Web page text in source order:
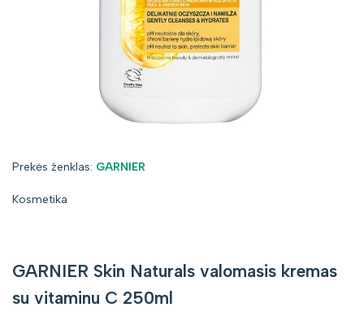
Prekės ženklas: Prekės
GARNIER
Kosmetika
GARNIER Skin Naturals valomasis kremas
su vitaminu C 250ml